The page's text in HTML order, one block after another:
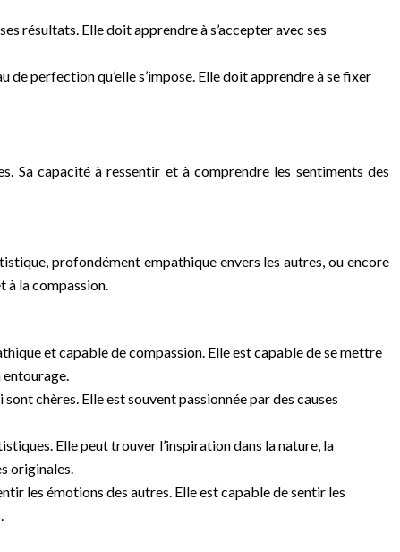
résultats. Elle doit apprendre à s’accepter avec ses
perfection qu’elle s’impose. Elle doit apprendre à se fixer
Sa capacité à ressentir et à comprendre les sentiments des
profondément empathique envers les autres, ou encore
à la compassion.
et capable de compassion. Elle est capable de se mettre
entourage.
chères. Elle est souvent passionnée par des causes
Elle peut trouver l’inspiration dans la nature, la
originales.
les émotions des autres. Elle est capable de sentir les